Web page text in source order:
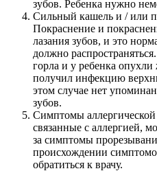
зубов. Ребенка нужно
Сильный кашель и / или
Покраснение и
лазания зубов, и это
должно
горла и у ребенка опухли
получил инфекцию
этом случае нет
зубов.
Симптомы
связанные с аллергией,
за симптомы
происхождении
обратиться к врачу.